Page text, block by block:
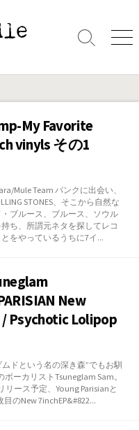
検
メ
My Favorite
vinyls その1
Mule Team パンクに出会い、
STONES、そこから自然な
ブルース、ブルース、ソウル
ち、所謂元ネタを探してレコ
をやっているうちに7イ...
New
/ Psychotic Lolipop
ドという名の深き森”でもお馴
ボーカリストTsuneglam Sam。
リース予定、Young Parisianと
のNew 7inchEP&#822...